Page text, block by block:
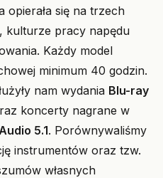
opierała się na trzech
kulturze pracy napędu
Każdy model
minimum 40 godzin.
nam wydania Blu-ray
koncerty nagrane w
5.1. Porównywaliśmy
instrumentów oraz tzw.
własnych